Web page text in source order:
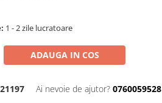
1 - 2 zile lucratoare
ADAUGA IN COS
Ai nevoie de ajutor? 0760059528